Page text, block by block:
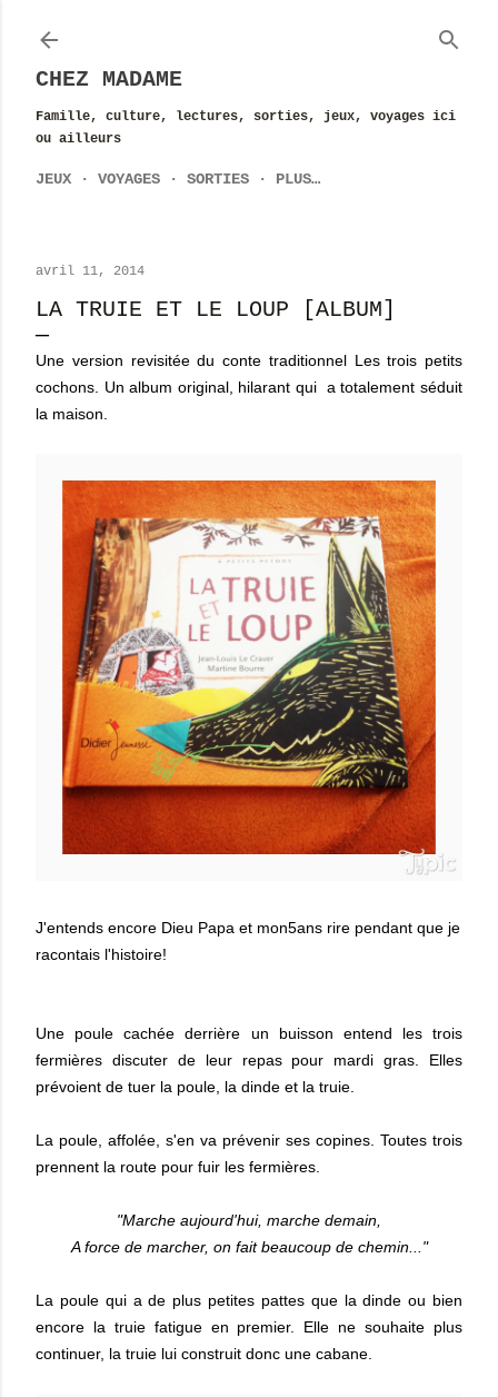
CHEZ MADAME
Famille, culture, lectures, sorties, jeux, voyages ici
ou ailleurs
JEUX VOYAGES SORTIES PLUS…
avril 11, 2014
LA TRUIE ET LE LOUP [ALBUM]
Une version revisitée du conte traditionnel Les trois petits
cochons. Un album original, hilarant qui a totalement séduit
la maison.
J'entends encore Dieu Papa et mon5ans rire pendant que je
racontais l'histoire!
Une poule cachée derrière un buisson entend les trois
fermières discuter de leur repas pour mardi gras. Elles
prévoient de tuer la poule, la dinde et la truie.
La poule, affolée, s'en va prévenir ses copines. Toutes trois
prennent la route pour fuir les fermières.
"Marche aujourd'hui, marche demain,
A force de marcher, on fait beaucoup de chemin..."
La poule qui a de plus petites pattes que la dinde ou bien
encore la truie fatigue en premier. Elle ne souhaite plus
continuer, la truie lui construit donc une cabane.